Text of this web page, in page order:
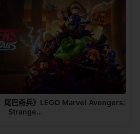
尾巴奇兵》LEGO Marvel Avengers:
Strange…